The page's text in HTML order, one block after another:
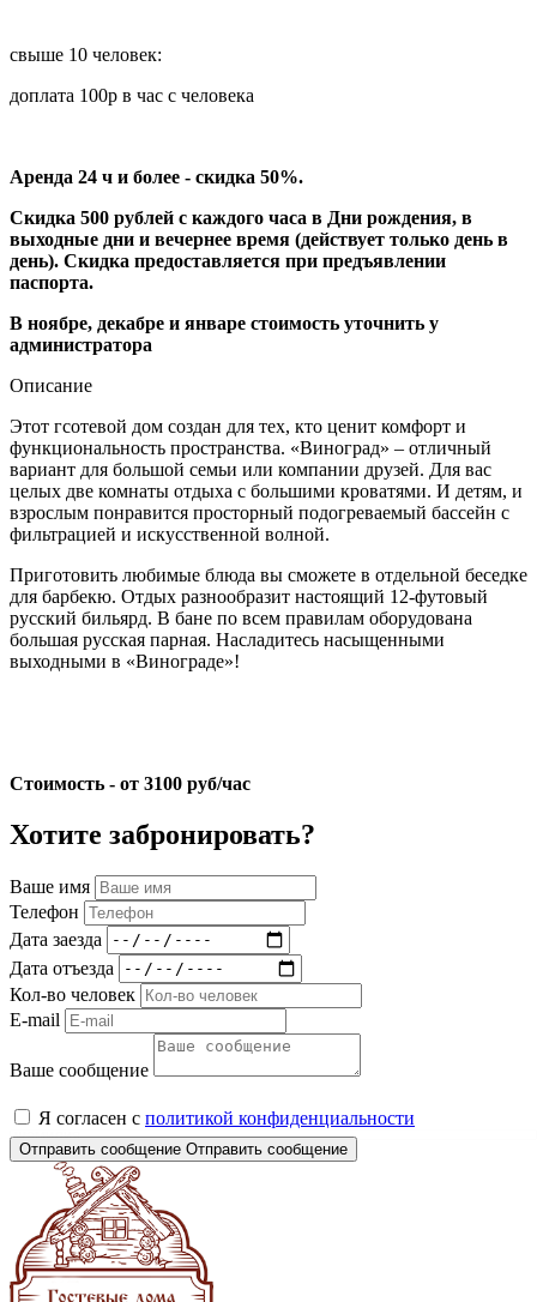
свыше 10 человек:
доплата 100р в час с человека
Аренда 24 ч и более - скидка 50%.
Скидка 500 рублей с каждого часа в Дни рождения, в
выходные дни и вечернее время (действует только день в
день). Скидка предоставляется при предъявлении
паспорта.
В ноябре, декабре и январе стоимость уточнить у
администратора
Описание
Этот гсотевой дом создан для тех, кто ценит комфорт и
функциональность пространства. «Виноград» – отличный
вариант для большой семьи или компании друзей. Для вас
целых две комнаты отдыха с большими кроватями. И детям, и
взрослым понравится просторный подогреваемый бассейн с
фильтрацией и искусственной волной.
Приготовить любимые блюда вы сможете в отдельной беседке
для барбекю. Отдых разнообразит настоящий 12-футовый
русский бильярд. В бане по всем правилам оборудована
большая русская парная. Насладитесь насыщенными
выходными в «Винограде»!
Стоимость - от 3100 руб/час
Хотите забронировать?
Ваше имя
Телефон
Дата заезда
Дата отъезда
Кол-во человек
E-mail
Ваше сообщение
Я согласен с политикой конфиденциальности
Отправить сообщение Отправить сообщение